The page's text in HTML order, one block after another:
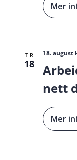
Mer
TIR
18
nett
18. august
Mer